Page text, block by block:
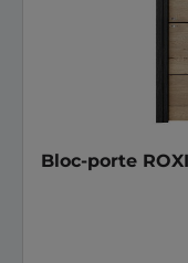
Bloc-porte